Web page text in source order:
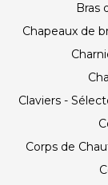
Bras
Chapeaux de
Claviers -
Corps de